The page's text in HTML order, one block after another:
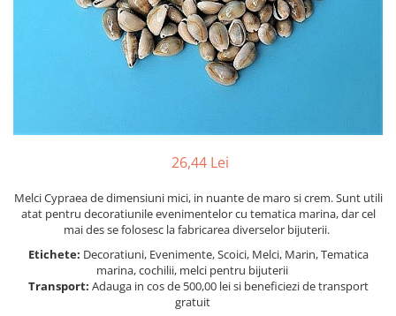
Barci, vapoare, ambarcatiuni
26,44 Lei
Melci Cypraea de dimensiuni mici, in nuante de maro si crem. Sunt utili
atat pentru decoratiunile evenimentelor cu tematica marina, dar cel
mai des se folosesc la fabricarea diverselor bijuterii.
Etichete: Decoratiuni, Evenimente, Scoici, Melci, Marin, Tematica
marina, cochilii, melci pentru bijuterii
Transport: Adauga in cos de 500,00 lei si beneficiezi de transport
gratuit